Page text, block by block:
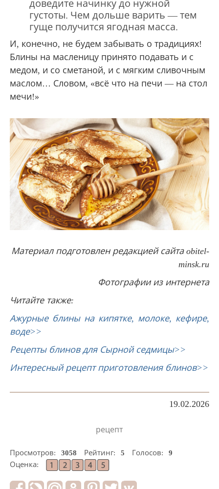
доведите начинку до нужной
густоты. Чем дольше варить — тем
гуще получится ягодная масса.
И, конечно, не будем забывать о традициях!
Блины на масленицу принято подавать и с
медом, и со сметаной, и с мягким сливочным
маслом… Словом, «всё что на печи — на стол
мечи!»
Материал подготовлен редакцией сайта obitel-
minsk.ru
Фотографии из интернета
Читайте также:
Ажурные блины на кипятке, молоке, кефире,
воде>>
Рецепты блинов для Сырной седмицы>>
Интересный рецепт приготовления блинов>>
19.02.2026
рецепт
Просмотров: 3058 Рейтинг: 5 Голосов:
9
Оценка: